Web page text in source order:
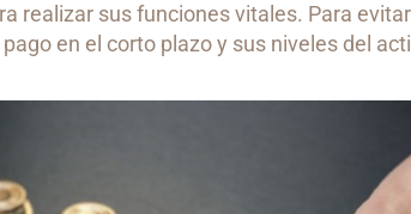
realizar sus funciones vitales. Para
en el corto plazo y sus niveles del